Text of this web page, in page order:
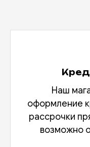
Наш
оформление
рассрочки
возможно